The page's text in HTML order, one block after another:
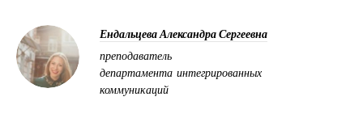
Ендальцева Александра Сергеевна
преподаватель
департамента интегрированных
коммуникаций